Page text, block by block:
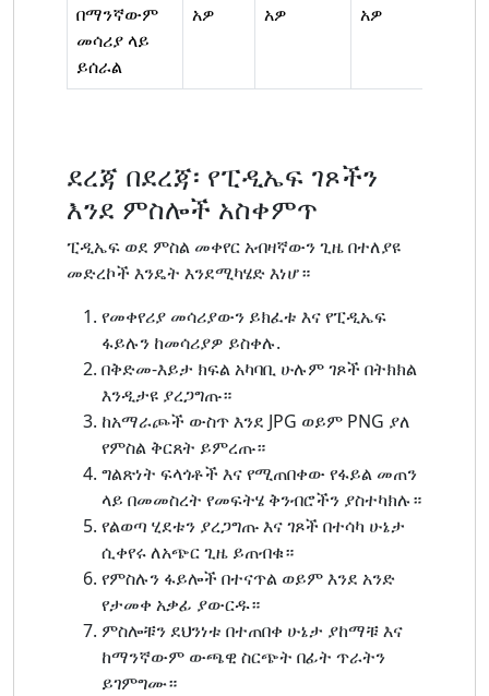
በማንኛውም
መሳሪያ ላይ
ይሰራል
አዎ አዎ አዎ
ደረጃ በደረጃ፡ የፒዲኤፍ ገጾችን
እንደ ምስሎች አስቀምጥ
ፒዲኤፍ ወደ ምስል መቀየር አብዛኛውን ጊዜ በተለያዩ
መድረኮች እንዴት እንደሚካሄድ እነሆ።
የመቀየሪያ መሳሪያውን ይክፈቱ እና የፒዲኤፍ
ፋይሉን ከመሳሪያዎ ይስቀሉ.
በቅድመ-እይታ ክፍል አካባቢ ሁሉም ገጾች በትክክል
እንዲታዩ ያረጋግጡ።
ከአማራጮች ውስጥ እንደ JPG ወይም PNG ያለ
የምስል ቅርጸት ይምረጡ።
ግልጽነት ፍላጎቶች እና የሚጠበቀው የፋይል መጠን
ላይ በመመስረት የመፍትሄ ቅንብሮችን ያስተካክሉ።
የልወጣ ሂደቱን ያረጋግጡ እና ገጾች በተሳካ ሁኔታ
ሲቀየሩ ለአጭር ጊዜ ይጠብቁ።
የምስሉን ፋይሎች በተናጥል ወይም እንደ አንድ
የታመቀ አቃፊ ያውርዱ።
ምስሎቹን ደህንነቱ በተጠበቀ ሁኔታ ያከማቹ እና
ከማንኛውም ውጫዊ ስርጭት በፊት ጥራትን
ይገምግሙ።